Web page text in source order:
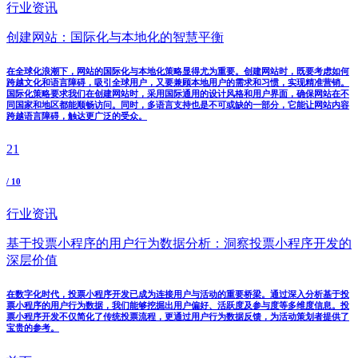
行业资讯
创建网站：国际化与本地化的智慧平衡
在全球化浪潮下，网站的国际化与本地化策略显得尤为重要。创建网站时，既要考虑如何
跨越文化和语言障碍，吸引全球用户，又要兼顾本地用户的需求和习惯，实现精准营销。
国际化策略要求我们在创建网站时，采用国际通用的设计风格和用户界面，确保网站在不
同国家和地区都能顺畅访问。同时，多语言支持也是不可或缺的一部分，它能让网站内容
跨越语言障碍，触达更广泛的受众。
21
/ 10
行业资讯
基于投票小程序的用户行为数据分析：洞察投票小程序开发的
深层价值
在数字化时代，投票小程序开发已成为连接用户与活动的重要桥梁。通过深入分析基于投
票小程序的用户行为数据，我们能够挖掘出用户偏好、活跃度及参与度等多维度信息。投
票小程序开发不仅简化了传统投票流程，更通过用户行为数据反馈，为活动策划者提供了
宝贵的参考。